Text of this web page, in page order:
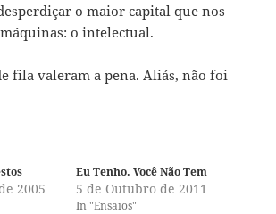
o maior capital que nos
o intelectual.
fila valeram a pena. Aliás, não foi
2005
Eu Tenho. Você Não Tem
5 de Outubro de 2011
In "Ensaios"